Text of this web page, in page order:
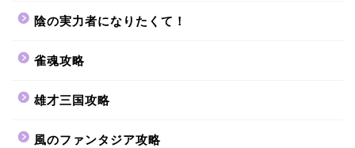
陰の実力者になりたくて！
雀魂攻略
雄才三国攻略
風のファンタジア攻略